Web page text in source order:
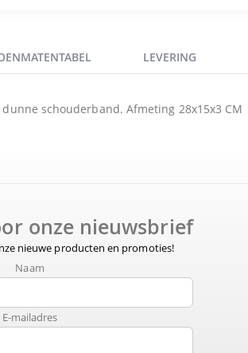
schouderband. Afmeting 28x15x3 CM
LEVERING
onze nieuwsbrief
nieuwe producten en promoties!
Naam
E-mailadres